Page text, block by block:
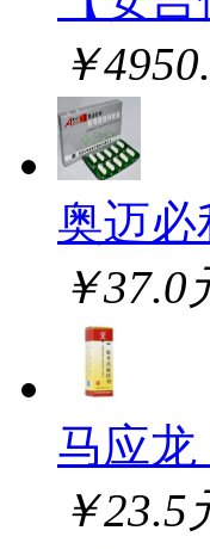
￥
奥迈
￥37.0
马应龙
￥23.5